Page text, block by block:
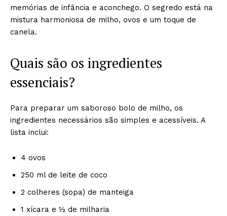
memórias de infância e aconchego. O segredo está na
mistura harmoniosa de milho, ovos e um toque de
canela.
Quais são os ingredientes
essenciais?
Para preparar um saboroso bolo de milho, os
ingredientes necessários são simples e acessíveis. A
lista inclui:
4 ovos
250 ml de leite de coco
2 colheres (sopa) de manteiga
1 xícara e ½ de milharia